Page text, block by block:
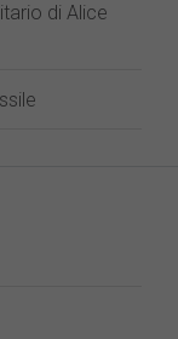
di Alice